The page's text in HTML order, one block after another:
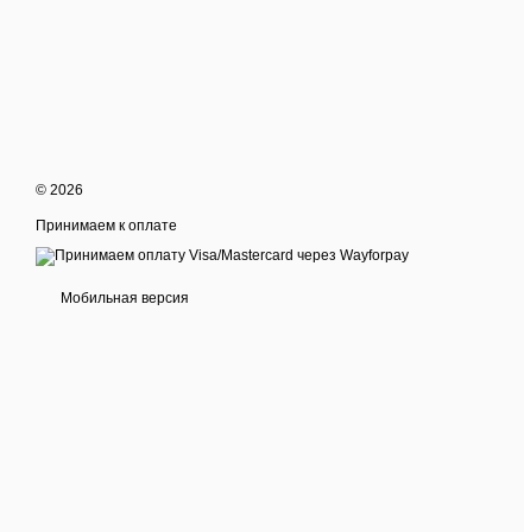
© 2026
Принимаем к оплате
Мобильная версия